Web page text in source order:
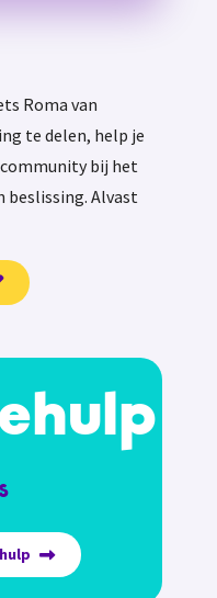
Roma van
te delen, help je
community bij het
beslissing. Alvast